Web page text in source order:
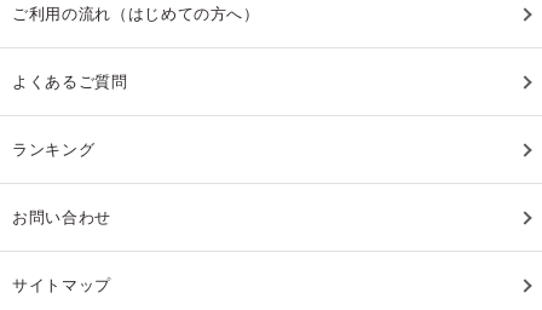
ご利用の流れ（はじめての方へ）
よくあるご質問
ランキング
お問い合わせ
サイトマップ